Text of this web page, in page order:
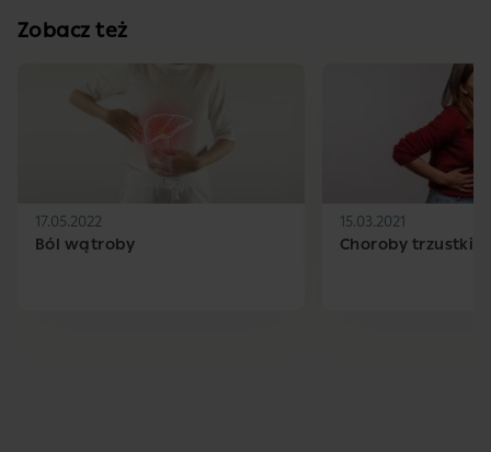
Zobacz też
17.05.2022
Ból wątroby
15.03.2021
Choroby trzustki